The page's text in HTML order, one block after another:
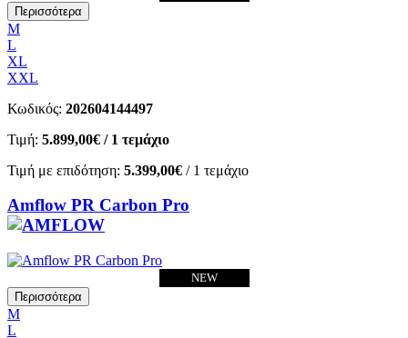
Περισσότερα
M
L
XL
XXL
Κωδικός: 202604144497
Τιμή: 5.899,00€ / 1 τεμάχιο
Τιμή με επιδότηση: 5.399,00€ / 1 τεμάχιο
Amflow PR Carbon Pro
NEW
Περισσότερα
M
L